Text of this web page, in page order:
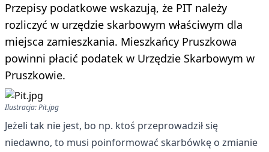
Przepisy podatkowe wskazują, że PIT należy
rozliczyć w urzędzie skarbowym właściwym dla
miejsca zamieszkania. Mieszkańcy Pruszkowa
powinni płacić podatek w Urzędzie Skarbowym w
Pruszkowie.
Ilustracja: Pit.jpg
Jeżeli tak nie jest, bo np. ktoś przeprowadził się
niedawno, to musi poinformować skarbówkę o zmianie